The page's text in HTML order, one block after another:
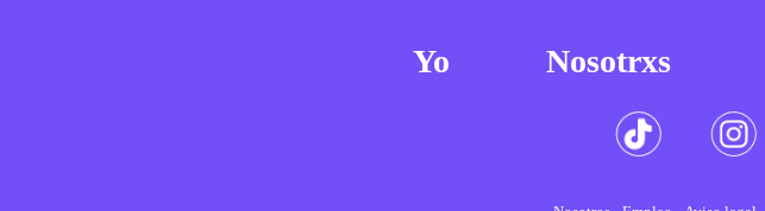
Yo Nosotrxs